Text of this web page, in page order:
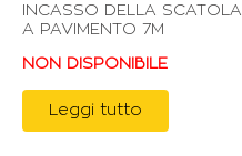
INCASSO DELLA SCATOLA
A PAVIMENTO 7M
NON DISPONIBILE
Leggi tutto